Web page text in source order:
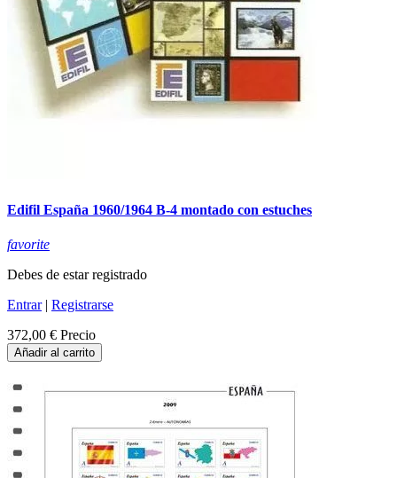
Edifil España 1960/1964 B-4 montado con estuches
favorite
Debes de estar registrado
Entrar| Registrarse
372,00 € Precio
Añadir al carrito